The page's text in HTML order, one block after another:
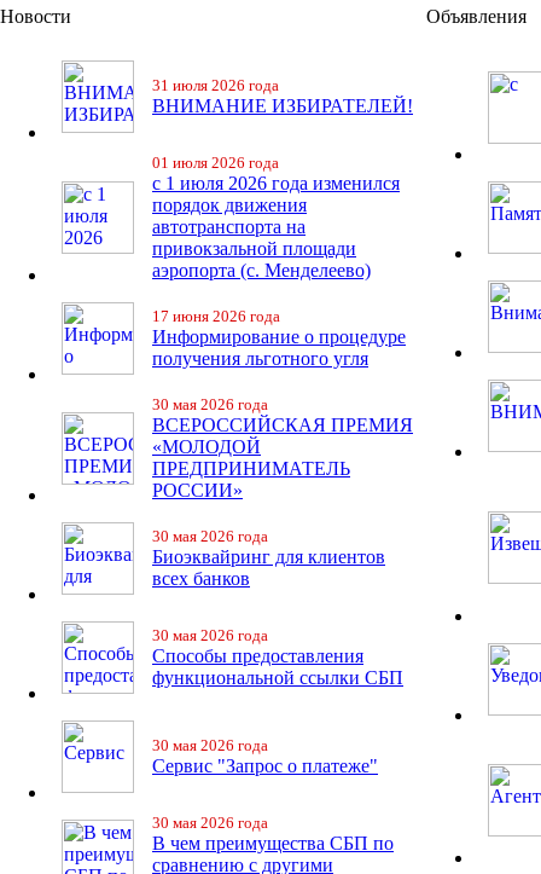
Новости
31 июля 2026 года
ВНИМАНИЕ ИЗБИРАТЕЛЕЙ!
01 июля 2026 года
с 1 июля 2026 года изменился
порядок движения
автотранспорта на
привокзальной площади
аэропорта (с. Менделеево)
17 июня 2026 года
Информирование о процедуре
получения льготного угля
30 мая 2026 года
ВСЕРОССИЙСКАЯ ПРЕМИЯ
«МОЛОДОЙ
ПРЕДПРИНИМАТЕЛЬ
РОССИИ»
30 мая 2026 года
Биоэквайринг для клиентов
всех банков
30 мая 2026 года
Способы предоставления
функциональной ссылки СБП
30 мая 2026 года
Сервис "Запрос о платеже"
30 мая 2026 года
В чем преимущества СБП по
сравнению с другими
Объявления